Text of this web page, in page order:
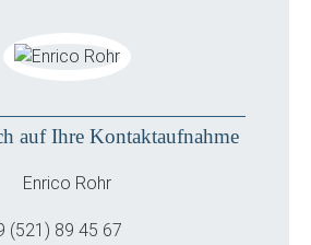
auf Ihre Kontaktaufnahme
Enrico Rohr
(521) 89 45 67